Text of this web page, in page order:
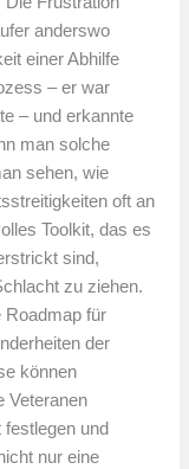
anderswo
einer Abhilfe
– er war
– und erkannte
man solche
sehen, wie
oft an
Toolkit, das es
sind,
zu ziehen.
Roadmap für
der
können
Veteranen
und
nur eine